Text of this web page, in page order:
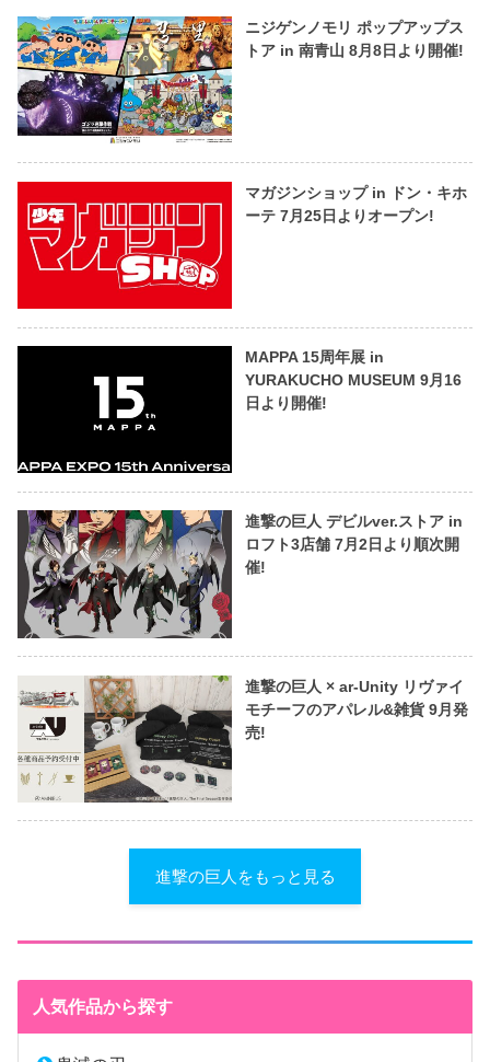
ニジゲンノモリ ポップアップス
トア in 南青山 8月8日より開催!
マガジンショップ in ドン・キホ
ーテ 7月25日よりオープン!
MAPPA 15周年展 in
YURAKUCHO MUSEUM 9月16
日より開催!
進撃の巨人 デビルver.ストア in
ロフト3店舗 7月2日より順次開
催!
進撃の巨人 × ar-Unity リヴァイ
モチーフのアパレル&雑貨 9月発
売!
進撃の巨人をもっと見る
人気作品から探す